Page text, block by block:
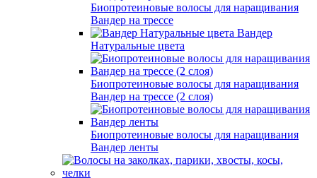
Биопротеиновые волосы для наращивания
Вандер на трессе
Вандер
Натуральные цвета
Биопротеиновые волосы для наращивания
Вандер на трессе (2 слоя)
Биопротеиновые волосы для наращивания
Вандер ленты